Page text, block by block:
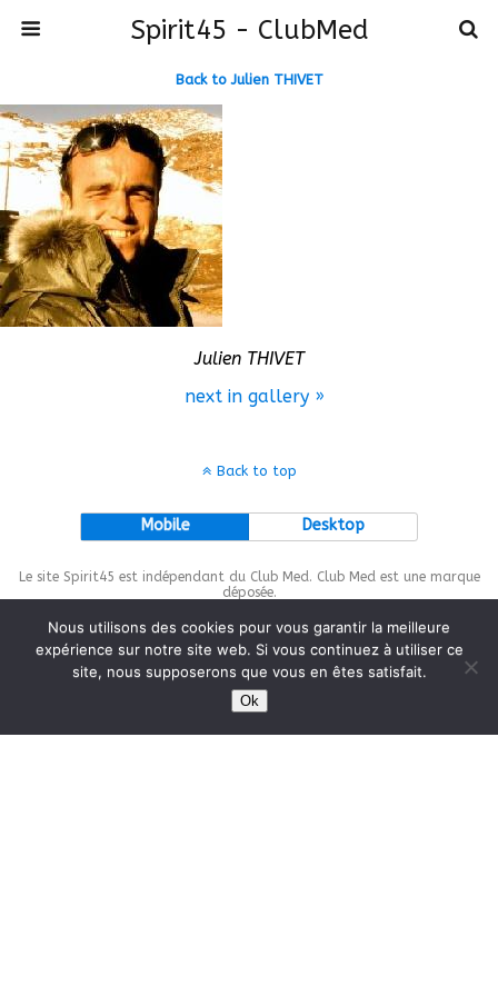
Spirit45 - ClubMed
Back to Julien THIVET
Julien THIVET
next in gallery »
Back to top
Mobile Desktop
Le site Spirit45 est indépendant du Club Med. Club Med est une marque
déposée.
This site is protected bywp-copyrightpro.com
Nous utilisons des cookies pour vous garantir la meilleure
expérience sur notre site web. Si vous continuez à utiliser ce
site, nous supposerons que vous en êtes satisfait.
Ok